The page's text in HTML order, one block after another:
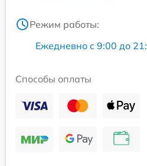
Режим работы:
Ежедневно с 9:00 до
Способы оплаты